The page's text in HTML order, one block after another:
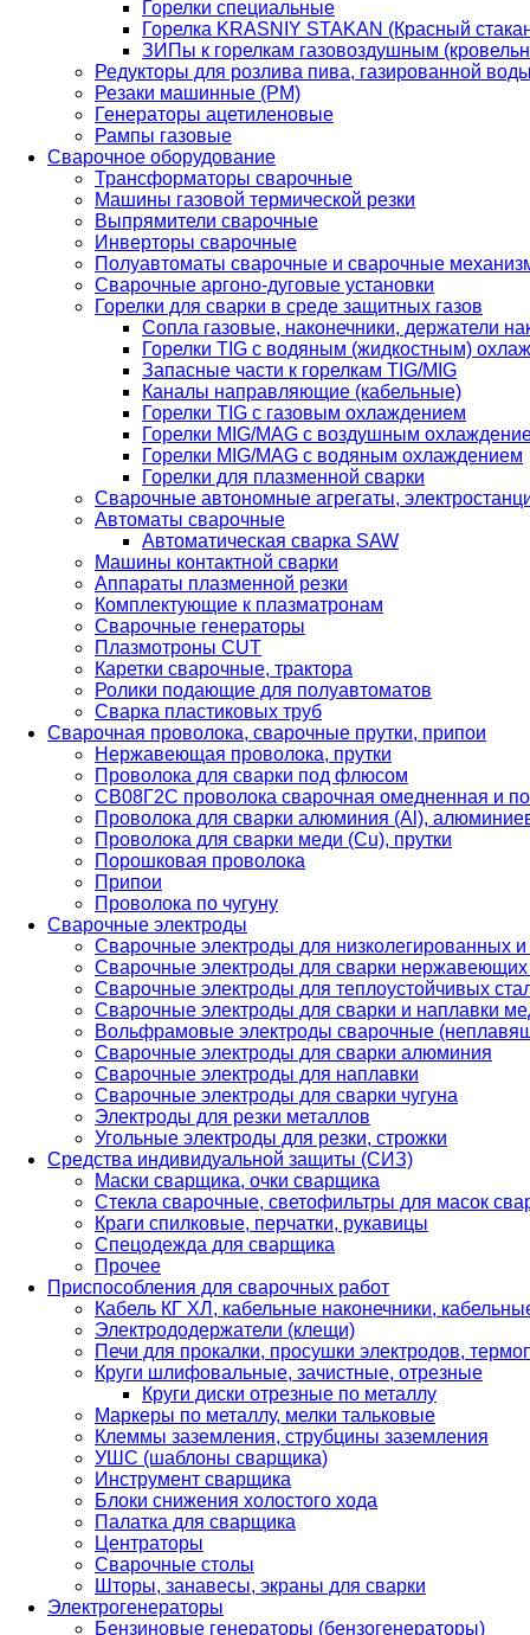
Горелки специальные
Горелка KRASNIY STAKAN (Красный
ЗИПы к горелкам газовоздушным
Редукторы для розлива пива, газированной
Резаки машинные (РМ)
Генераторы ацетиленовые
Рампы газовые
Сварочное оборудование
Трансформаторы сварочные
Машины газовой термической резки
Выпрямители сварочные
Инверторы сварочные
Полуавтоматы сварочные и сварочные
Сварочные аргоно-дуговые установки
Горелки для сварки в среде защитных газов
Сопла газовые, наконечники, держатели
Горелки TIG с водяным (жидкостным)
Запасные части к горелкам TIG/MIG
Каналы направляющие (кабельные)
Горелки TIG с газовым охлаждением
Горелки MIG/MAG с воздушным
Горелки MIG/MAG с водяным охлаждением
Горелки для плазменной сварки
Сварочные автономные агрегаты,
Автоматы сварочные
Автоматическая сварка SAW
Машины контактной сварки
Аппараты плазменной резки
Комплектующие к плазматронам
Сварочные генераторы
Плазмотроны CUT
Каретки сварочные, трактора
Ролики подающие для полуавтоматов
Сварка пластиковых труб
Сварочная проволока, сварочные прутки, припои
Нержавеющая проволока, прутки
Проволока для сварки под флюсом
СВ08Г2С проволока сварочная омедненная и
Проволока для сварки алюминия (Al),
Проволока для сварки меди (Cu), прутки
Порошковая проволока
Припои
Проволока по чугуну
Сварочные электроды
Сварочные электроды для низколегированных и
Сварочные электроды для сварки
Сварочные электроды для теплоустойчивых
Сварочные электроды для сварки и наплавки
Вольфрамовые электроды сварочные
Сварочные электроды для сварки алюминия
Сварочные электроды для наплавки
Сварочные электроды для сварки чугуна
Электроды для резки металлов
Угольные электроды для резки, строжки
Средства индивидуальной защиты (СИЗ)
Маски сварщика, очки сварщика
Стекла сварочные, светофильтры для масок
Краги спилковые, перчатки, рукавицы
Спецодежда для сварщика
Прочее
Приспособления для сварочных работ
Кабель КГ ХЛ, кабельные наконечники,
Электрододержатели (клещи)
Печи для прокалки, просушки электродов,
Круги шлифовальные, зачистные, отрезные
Круги диски отрезные по металлу
Маркеры по металлу, мелки тальковые
Клеммы заземления, струбцины заземления
УШС (шаблоны сварщика)
Инструмент сварщика
Блоки снижения холостого хода
Палатка для сварщика
Центраторы
Сварочные столы
Шторы, занавесы, экраны для сварки
Электрогенераторы
Бензиновые генераторы (бензогенераторы)